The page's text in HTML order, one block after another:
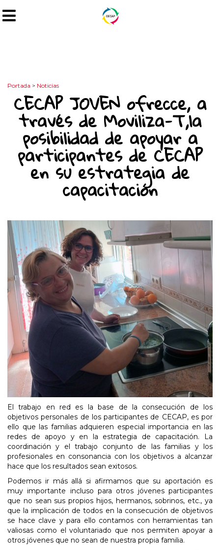
Portada > Noticias
CECAP JOVEN ofrecce, a
través de Moviliza-T,la
posibilidad de apoyar a
participantes de CECAP
en su estrategia de
capacitación
El trabajo en red es la base de la consecución de los
objetivos personales de los participantes de CECAP, es por
ello que las familias adquieren especial importancia en las
redes de apoyo y en la estrategia de capacitación. La
coordinación y el trabajo conjunto de las familias y los
profesionales en consonancia con los objetivos a alcanzar
hace que los resultados sean exitosos.
Podemos ir más allá si afirmamos que su aportación es
muy importante incluso para otros jóvenes participantes
que no sean sus propios hijos, hermanos, sobrinos, etc., ya
que la implicación de todos en la consecución de objetivos
se hace clave y para ello contamos con herramientas tan
valiosas como el voluntariado que nos permiten apoyar a
otros jóvenes que no sean de nuestra propia familia.